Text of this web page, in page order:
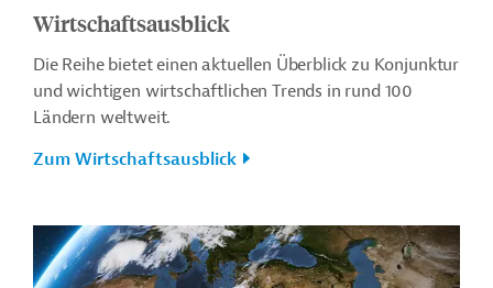
Wirtschaftsausblick
Die Reihe bietet einen aktuellen Überblick zu Konjunktur
und wichtigen wirtschaftlichen Trends in rund 100
Ländern weltweit.
Zum Wirtschaftsausblick